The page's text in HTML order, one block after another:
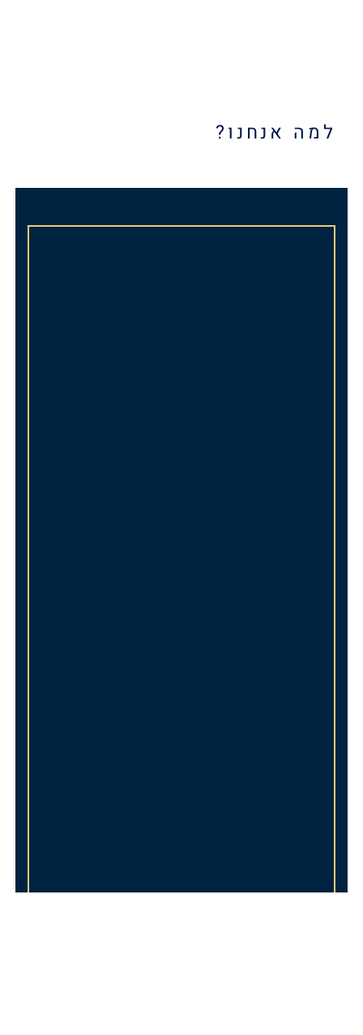
למה אנחנו?